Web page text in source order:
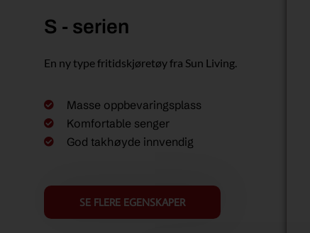
S - serien
En ny type fritidskjøretøy fra Sun Living.
Masse oppbevaringsplass
Komfortable senger
God takhøyde innvendig
SE FLERE EGENSKAPER